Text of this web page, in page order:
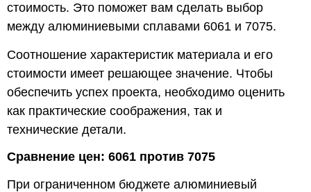
стоимость. Это поможет вам сделать выбор
между алюминиевыми сплавами 6061 и 7075.
Соотношение характеристик материала и его
стоимости имеет решающее значение. Чтобы
обеспечить успех проекта, необходимо оценить
как практические соображения, так и
технические детали.
Сравнение цен: 6061 против 7075
При ограниченном бюджете алюминиевый